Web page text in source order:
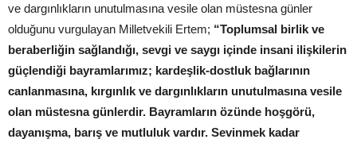
ve dargınlıkların unutulmasına vesile olan müstesna günler
olduğunu vurgulayan Milletvekili Ertem; “Toplumsal birlik ve
beraberliğin sağlandığı, sevgi ve saygı içinde insani ilişkilerin
güçlendiği bayramlarımız; kardeşlik-dostluk bağlarının
canlanmasına, kırgınlık ve dargınlıkların unutulmasına vesile
olan müstesna günlerdir. Bayramların özünde hoşgörü,
dayanışma, barış ve mutluluk vardır. Sevinmek kadar